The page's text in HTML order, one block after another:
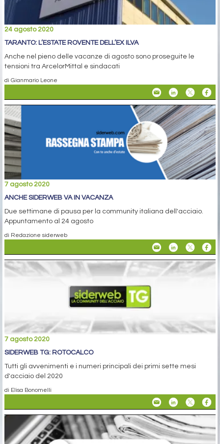
24 agosto 2020
TARANTO: L’ESTATE ROVENTE DELL’EX ILVA
Anche nel pieno delle vacanze di agosto sono proseguite le
tensioni tra ArcelorMittal e sindacati
di Gianmario Leone
7 agosto 2020
ANCHE SIDERWEB VA IN VACANZA
Due settimane di pausa per la community italiana dell'acciaio.
Appuntamento al 24 agosto
di Redazione siderweb
7 agosto 2020
SIDERWEB TG: ROTOCALCO
Tutti gli avvenimenti e i numeri principali dei primi sette mesi
d'acciaio del 2020
di Elisa Bonomelli